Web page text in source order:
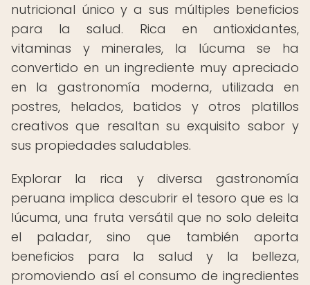
nutricional único y a sus múltiples beneficios
para la salud. Rica en antioxidantes,
vitaminas y minerales, la lúcuma se ha
convertido en un ingrediente muy apreciado
en la gastronomía moderna, utilizada en
postres, helados, batidos y otros platillos
creativos que resaltan su exquisito sabor y
sus propiedades saludables.
Explorar la rica y diversa gastronomía
peruana implica descubrir el tesoro que es la
lúcuma, una fruta versátil que no solo deleita
el paladar, sino que también aporta
beneficios para la salud y la belleza,
promoviendo así el consumo de ingredientes